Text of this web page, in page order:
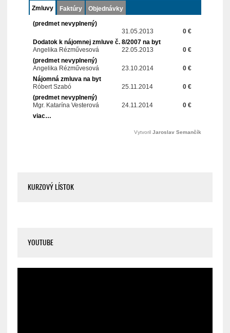
KURZOVÝ LÍSTOK
YOUTUBE